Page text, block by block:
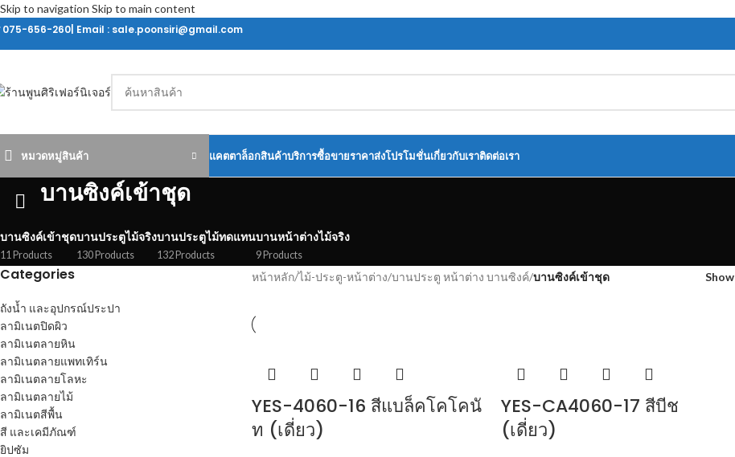
Skip to navigation Skip to main content
075-656-260| Email : sale.poonsiri@gmail.com
หมวดหมู่สินค้า แคตตาล็อกสินค้าบริการซื้อขายราคาส่งโปรโมชั่นเกี่ยวกับเราติดต่อเรา
บานซิงค์เข้าชุด
บานซิงค์เข้าชุด
11 Products
บานประตูไม้จริง
130 Products
บานประตูไม้ทดแทน
132 Products
บานหน้าต่างไม้จริง
9 Products
Categories
ถังน้ำ และอุปกรณ์ประปา
ลามิเนตปิดผิว
ลามิเนตลายหิน
ลามิเนตลายแพทเทิร์น
ลามิเนตลายโลหะ
ลามิเนตลายไม้
ลามิเนตสีพื้น
สี และเคมีภัณฑ์
ยิปซัม
หน้าหลัก/ไม้-ประตู-หน้าต่าง/บานประตู หน้าต่าง บานซิงค์/บานซิงค์เข้าชุด Show
YES-4060-16 สีแบล็คโคโคนั
ท (เดี่ยว)
YES-CA4060-17 สีบีช
(เดี่ยว)